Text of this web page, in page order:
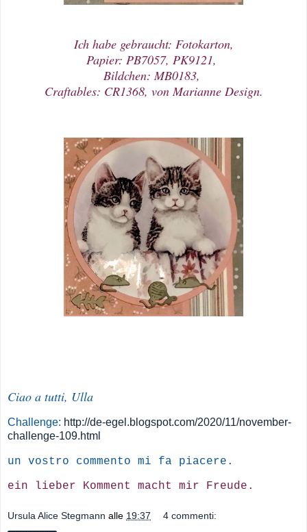
Ich habe gebraucht: Fotokarton,
Papier: PB7057, PK9121,
Bildchen: MB0183,
Craftables: CR1368, von Marianne Design.
Ciao a tutti, Ulla
Challenge: http://de-egel.blogspot.com/2020/11/november-
challenge-109.html
un vostro commento mi fa piacere.
ein lieber Komment macht mir Freude.
Ursula Alice Stegmann alle 19:37 4 commenti: